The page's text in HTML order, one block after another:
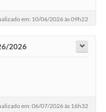
em: 10/06/2026 às 09h22
2026
em: 06/07/2026 às 16h32